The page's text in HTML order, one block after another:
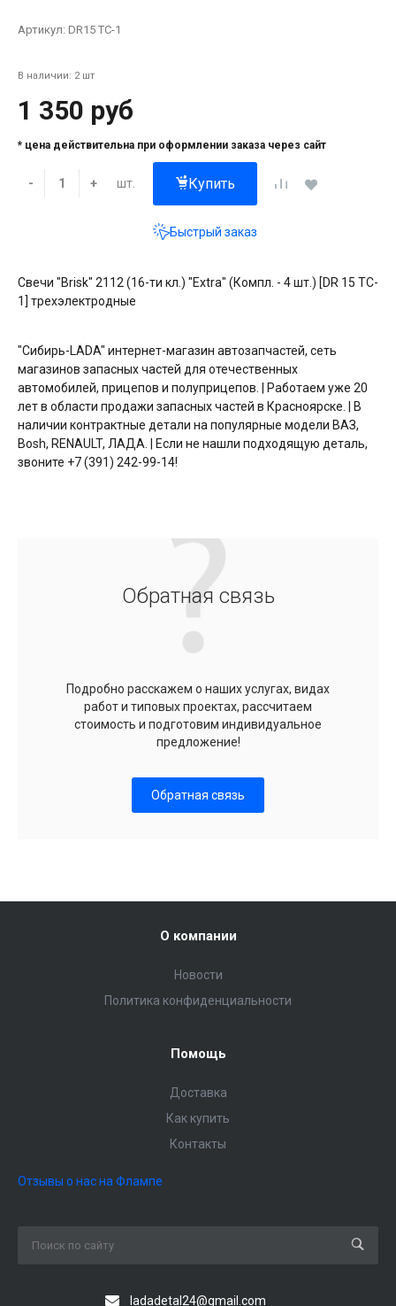
Артикул: DR15 ТC-1
В наличии: 2 шт
1 350 руб
* цена действительна при оформлении заказа через сайт
- + шт. Купить
Быстрый заказ
Свечи "Brisk" 2112 (16-ти кл.) "Extra" (Компл. - 4 шт.) [DR 15 ТC-
1] трехэлектродные
"Сибирь-LADA" интернет-магазин автозапчастей, сеть
магазинов запасных частей для отечественных
автомобилей, прицепов и полуприцепов. | Работаем уже 20
лет в области продажи запасных частей в Красноярске. | В
наличии контрактные детали на популярные модели ВАЗ,
Bosh, RENAULT, ЛАДА. | Если не нашли подходящую деталь,
звоните +7 (391) 242-99-14!
Обратная связь
Подробно расскажем о наших услугах, видах
работ и типовых проектах, рассчитаем
стоимость и подготовим индивидуальное
предложение!
Обратная связь
О компании
Новости
Политика конфиденциальности
Помощь
Доставка
Как купить
Контакты
Отзывы о нас на Флампе
ladadetal24@gmail.com